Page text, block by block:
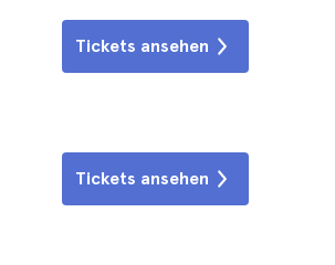
Tickets ansehen
Tickets ansehen